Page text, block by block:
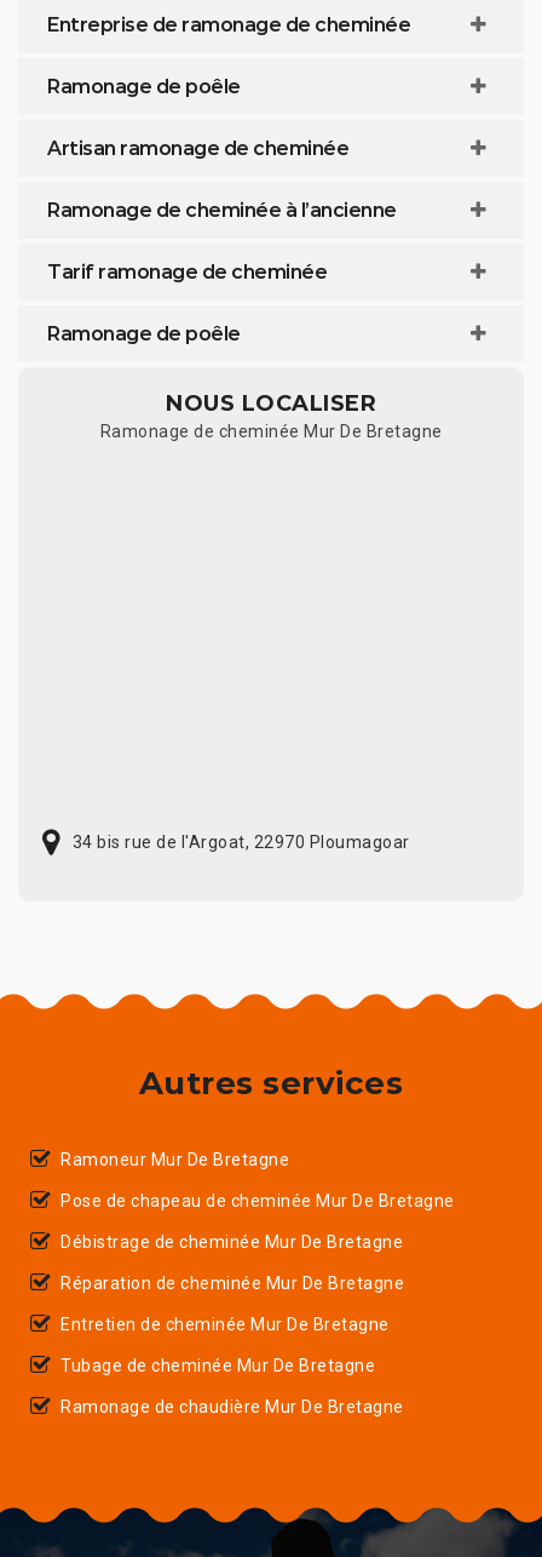
Entreprise de ramonage de cheminée
Ramonage de poêle
Artisan ramonage de cheminée
Ramonage de cheminée à l’ancienne
Tarif ramonage de cheminée
Ramonage de poêle
NOUS LOCALISER
Ramonage de cheminée Mur De Bretagne
34 bis rue de l'Argoat, 22970 Ploumagoar
Autres services
Ramoneur Mur De Bretagne
Pose de chapeau de cheminée Mur De Bretagne
Débistrage de cheminée Mur De Bretagne
Réparation de cheminée Mur De Bretagne
Entretien de cheminée Mur De Bretagne
Tubage de cheminée Mur De Bretagne
Ramonage de chaudière Mur De Bretagne